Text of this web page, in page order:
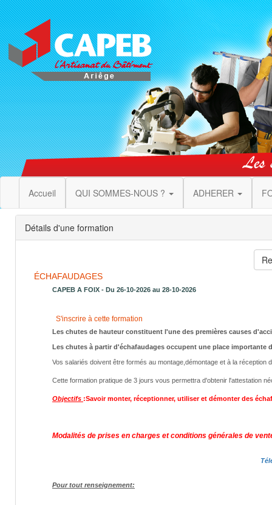
Accueil QUI SOMMES-NOUS ? ADHERER
Détails d'une formation
ÉCHAFAUDAGES
CAPEB A FOIX - Du 26-10-2026 au 28-10-2026
S'inscrire à cette formation
Les chutes de hauteur constituent l'une des premières causes
Les chutes à partir d'échafaudages occupent une place importante
Vos salariés doivent être formés au montage,démontage et à la réception
Cette formation pratique de 3 jours vous permettra d'obtenir l'attestation
Objectifs :Savoir monter, réceptionner, utiliser et démonter des
Modalités de prises en charges et conditions générales de
Pour tout renseignement: